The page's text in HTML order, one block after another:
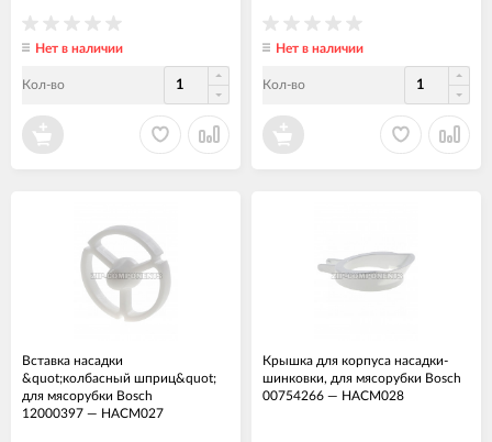
Нет в наличии
Кол-во
Нет в наличии
Кол-во
Вставка насадки
&quot;колбасный шприц&quot;
для мясорубки Bosch
12000397 — НАСМ027
Крышка для корпуса насадки-
шинковки, для мясорубки Bosch
00754266 — НАСМ028